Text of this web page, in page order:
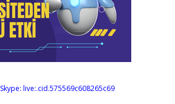
Skype: live:.cid.575569c608265c69